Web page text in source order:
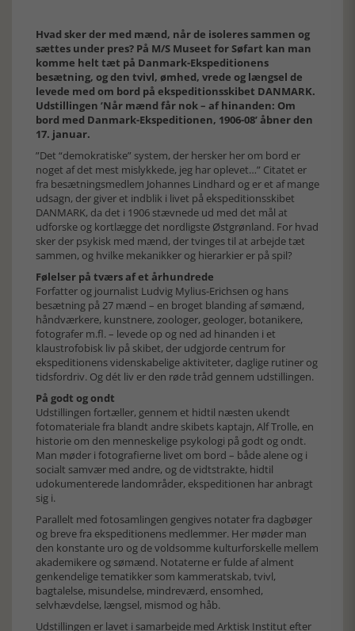
Hvad sker der med mænd, når de isoleres sammen og
sættes under pres? På M/S Museet for Søfart kan man
komme helt tæt på Danmark-Ekspeditionens
besætning, og den tvivl, ømhed, vrede og længsel de
levede med om bord på ekspeditionsskibet DANMARK.
Udstillingen ’Når mænd får nok – af hinanden: Om
bord med Danmark-Ekspeditionen, 1906-08’ åbner den
17. januar.
”Det “demokratiske” system, der hersker her om bord er
noget af det mest mislykkede, jeg har oplevet…” Citatet er
fra besætningsmedlem Johannes Lindhard og er et af mange
udsagn, der giver et indblik i livet på ekspeditionsskibet
DANMARK, da det i 1906 stævnede ud med det mål at
udforske og kortlægge det nordligste Østgrønland. For hvad
sker der psykisk med mænd, der tvinges til at arbejde tæt
sammen, og hvilke mekanikker og hierarkier er på spil?
Følelser på tværs af et århundrede
Forfatter og journalist Ludvig Mylius-Erichsen og hans
besætning på 27 mænd – en broget blanding af sømænd,
håndværkere, kunstnere, zoologer, geologer, botanikere,
fotografer m.fl. – levede op og ned ad hinanden i et
klaustrofobisk liv på skibet, der udgjorde centrum for
ekspeditionens videnskabelige aktiviteter, daglige rutiner og
tidsfordriv. Og dét liv er den røde tråd gennem udstillingen.
På godt og ondt
Udstillingen fortæller, gennem et hidtil næsten ukendt
fotomateriale fra blandt andre skibets kaptajn, Alf Trolle, en
historie om den menneskelige psykologi på godt og ondt.
Man møder i fotografierne livet om bord – både alene og i
socialt samvær med andre, og de vidtstrakte, hidtil
udokumenterede landområder, ekspeditionen har anbragt
sig i.
Parallelt med fotosamlingen gengives notater fra dagbøger
og breve fra ekspeditionens medlemmer. Her møder man
den konstante uro og de voldsomme kulturforskelle mellem
akademikere og sømænd. Notaterne er fulde af alment
genkendelige tematikker som kammeratskab, tvivl,
bagtalelse, misundelse, mindreværd, ensomhed,
selvhævdelse, længsel, mismod og håb.
Udstillingen er lavet i samarbejde med Arktisk Institut efter